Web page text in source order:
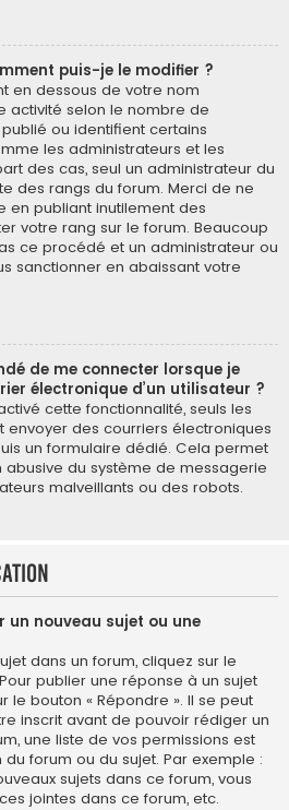
puis-je le modifier ?
en dessous de votre nom
activité selon le nombre de
ou identifient certains
les administrateurs et les
des cas, seul un administrateur du
des rangs du forum. Merci de ne
en publiant inutilement des
votre rang sur le forum. Beaucoup
ce procédé et un administrateur ou
sanctionner en abaissant votre
de me connecter lorsque je
électronique d’un utilisateur ?
cette fonctionnalité, seuls les
envoyer des courriers électroniques
un formulaire dédié. Cela permet
abusive du système de messagerie
malveillants ou des robots.
un nouveau sujet ou une
dans un forum, cliquez sur le
publier une réponse à un sujet
le bouton « Répondre ». Il se peut
inscrit avant de pouvoir rédiger un
une liste de vos permissions est
forum ou du sujet. Par exemple :
sujets dans ce forum, vous
jointes dans ce forum, etc.